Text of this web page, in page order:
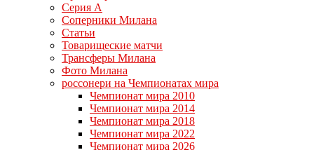
Серия А
Соперники Милана
Статьи
Товарищеские матчи
Трансферы Милана
Фото Милана
россонери на Чемпионатах мира
Чемпионат мира 2010
Чемпионат мира 2014
Чемпионат мира 2018
Чемпионат мира 2022
Чемпионат мира 2026